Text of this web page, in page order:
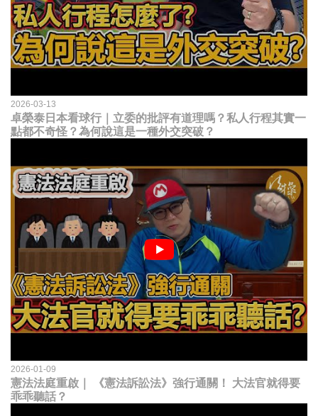
2026-03-13
卓榮泰日本看球行｜立委的批評有道理嗎？私人行程其實一
點都不奇怪？為何說這是一種外交突破？
2026-01-09
憲法法庭重啟｜ 《憲法訴訟法》強行通關！ 大法官就得要
乖乖聽話？